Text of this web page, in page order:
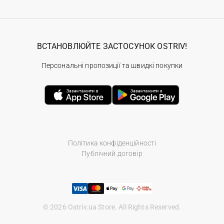
Політика конфіденційності
Публічний договір
© 2026 Ostriv.ua Store. All Rights Reserved.
ВСТАНОВЛЮЙТЕ ЗАСТОСУНОК OSTRIV!
Персональні пропозиції та швидкі покупки